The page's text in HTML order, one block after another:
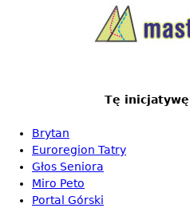
Tę
Brytan
Euroregion Tatry
Głos Seniora
Miro Peto
Portal Górski